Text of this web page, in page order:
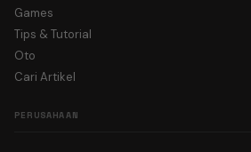
Games
Tips & Tutorial
Oto
Cari Artikel
PERUSAHAAN